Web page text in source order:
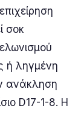
σοκ
ή ληγμένη
ανάκληση
D17-1-8. Η